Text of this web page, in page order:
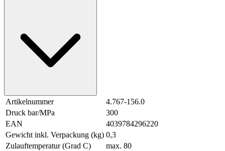
Artikelnummer
4.767-156.0
Druck bar/MPa
300
EAN
4039784296220
Gewicht inkl. Verpackung (kg) 0,3
Zulauftemperatur (Grad C)
max. 80